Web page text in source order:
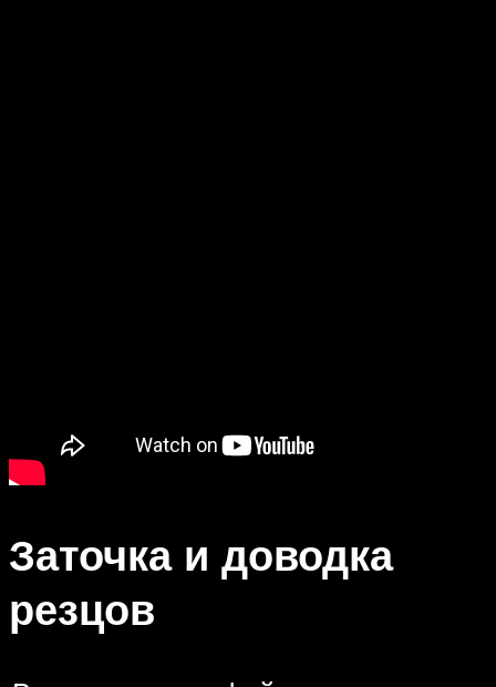
Заточка и доводка
резцов